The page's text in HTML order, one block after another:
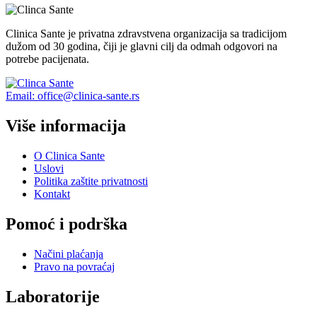
Clinica Sante je privatna zdravstvena organizacija sa tradicijom
dužom od 30 godina, čiji je glavni cilj da odmah odgovori na
potrebe pacijenata.
Email: office@clinica-sante.rs
Više informacija
O Clinica Sante
Uslovi
Politika zaštite privatnosti
Kontakt
Pomoć i podrška
Načini plaćanja
Pravo na povraćaj
Laboratorije